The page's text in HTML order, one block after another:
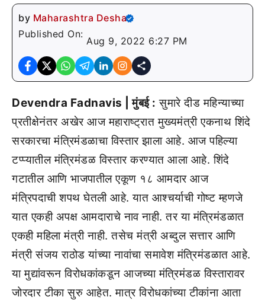
by Maharashtra Desha
Published On:
Aug 9, 2022 6:27 PM
Devendra Fadnavis | मुंबई : सुमारे दीड महिन्याच्या
प्रतीक्षेनंतर अखेर आज महाराष्ट्रात मुख्यमंत्री एकनाथ शिंदे
सरकारचा मंत्रिमंडळाचा विस्तार झाला आहे. आज पहिल्या
टप्प्यातील मंत्रिमंडळ विस्तार करण्यात आला आहे. शिंदे
गटातील आणि भाजपातील एकूण १८ आमदार आज
मंत्रिपदाची शपथ घेतली आहे. यात आश्चर्याची गोष्ट म्हणजे
यात एकही अपक्ष आमदाराचे नाव नाही. तर या मंत्रिमंडळात
एकही महिला मंत्री नाही. तसेच मंत्री अब्दुल सत्तार आणि
मंत्री संजय राठोड यांच्या नावांचा समावेश मंत्रिमंडळात आहे.
या मुद्यांवरून विरोधकांकडून आजच्या मंत्रिमंडळ विस्तारावर
जोरदार टीका सुरु आहेत. मात्र विरोधकांच्या टीकांना आता